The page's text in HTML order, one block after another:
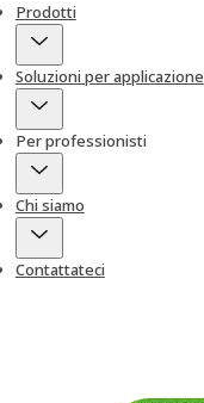
Prodotti
Soluzioni per applicazione
Per professionisti
Chi siamo
Contattateci